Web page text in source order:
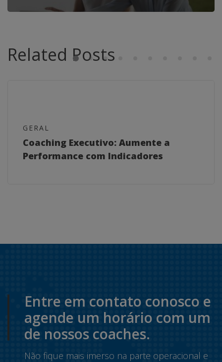
Related Posts
GERAL
Coaching Executivo: Aumente a
Performance com Indicadores
Entre em contato conosco e
agende um horário com um
de nossos coaches.
Não fique mais imerso na parte operacional e